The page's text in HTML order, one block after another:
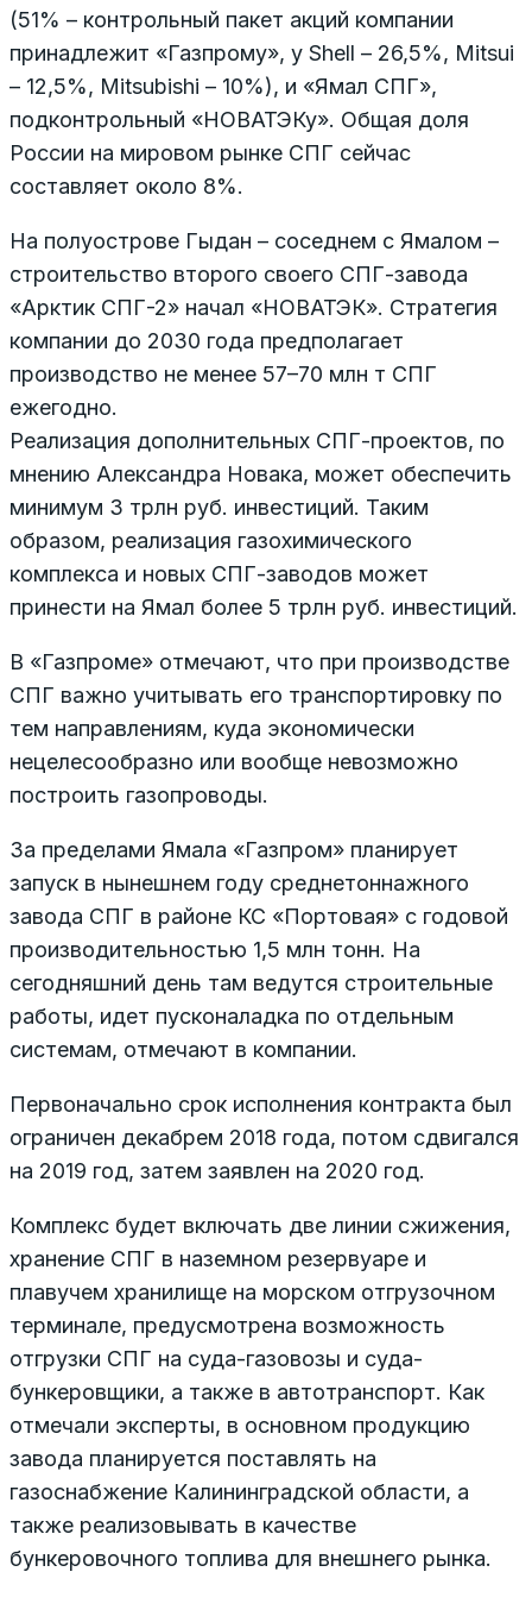
(51% – контрольный пакет акций компании
принадлежит «Газпрому», у Shell – 26,5%, Mitsui
– 12,5%, Mitsubishi – 10%), и «Ямал СПГ»,
подконтрольный «НОВАТЭКу». Общая доля
России на мировом рынке СПГ сейчас
составляет около 8%.
На полуострове Гыдан – соседнем с Ямалом –
строительство второго своего СПГ-завода
«Арктик СПГ-2» начал «НОВАТЭК». Стратегия
компании до 2030 года предполагает
производство не менее 57–70 млн т СПГ
ежегодно.
Реализация дополнительных СПГ-проектов, по
мнению Александра Новака, может обеспечить
минимум 3 трлн руб. инвестиций. Таким
образом, реализация газохимического
комплекса и новых СПГ-заводов может
принести на Ямал более 5 трлн руб. инвестиций.
В «Газпроме» отмечают, что при производстве
СПГ важно учитывать его транспортировку по
тем направлениям, куда экономически
нецелесообразно или вообще невозможно
построить газопроводы.
За пределами Ямала «Газпром» планирует
запуск в нынешнем году среднетоннажного
завода СПГ в районе КС «Портовая» с годовой
производительностью 1,5 млн тонн. На
сегодняшний день там ведутся строительные
работы, идет пусконаладка по отдельным
системам, отмечают в компании.
Первоначально срок исполнения контракта был
ограничен декабрем 2018 года, потом сдвигался
на 2019 год, затем заявлен на 2020 год.
Комплекс будет включать две линии сжижения,
хранение СПГ в наземном резервуаре и
плавучем хранилище на морском отгрузочном
терминале, предусмотрена возможность
отгрузки СПГ на суда-газовозы и суда-
бункеровщики, а также в автотранспорт. Как
отмечали эксперты, в основном продукцию
завода планируется поставлять на
газоснабжение Калининградской области, а
также реализовывать в качестве
бункеровочного топлива для внешнего рынка.